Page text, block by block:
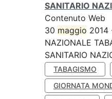
SANITARIO
Contenuto Web
30 maggio 2014
NAZIONALE
SANITARIO
TABAGISMO
GIORNATA